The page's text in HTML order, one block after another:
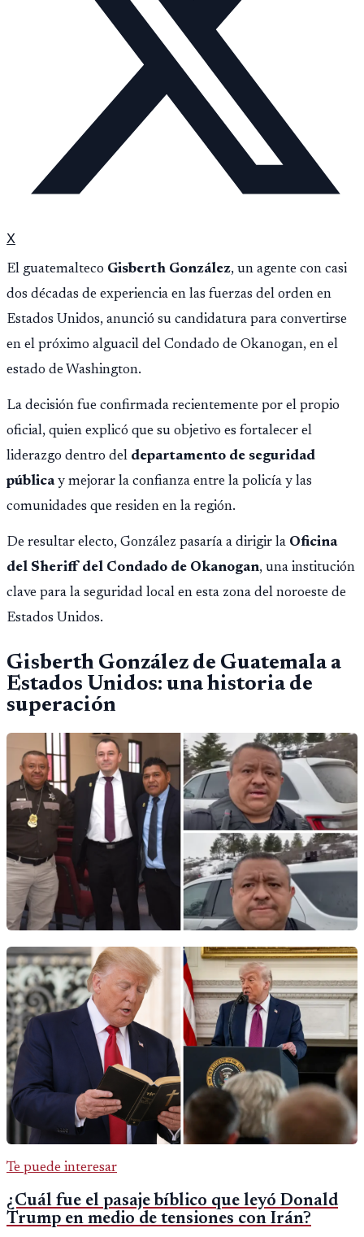
X
El guatemalteco Gisberth González, un agente con casi
dos décadas de experiencia en las fuerzas del orden en
Estados Unidos, anunció su candidatura para convertirse
en el próximo alguacil del Condado de Okanogan, en el
estado de Washington.
La decisión fue confirmada recientemente por el propio
oficial, quien explicó que su objetivo es fortalecer el
liderazgo dentro del departamento de seguridad
públicay mejorar la confianza entre la policía y las
comunidades que residen en la región.
De resultar electo, González pasaría a dirigir la Oficina
del Sheriff del Condado de Okanogan, una institución
clave para la seguridad local en esta zona del noroeste de
Estados Unidos.
Gisberth González de Guatemala a
Estados Unidos: una historia de
superación
Te puede interesar
¿Cuál fue el pasaje bíblico que leyó Donald
Trump en medio de tensiones con Irán?